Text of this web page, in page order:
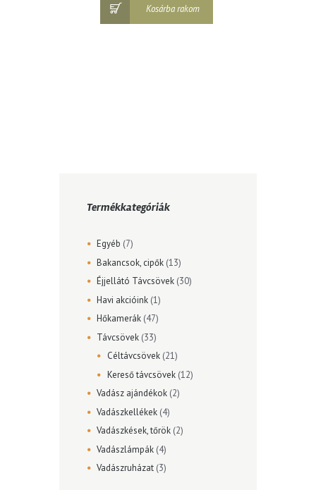
Kosárba rakom
Termékkategóriák
Egyéb (7)
Bakancsok, cipők (13)
Éjjellátó Távcsövek (30)
Havi akcióink (1)
Hőkamerák (47)
Távcsövek (33)
Céltávcsövek (21)
Kereső távcsövek (12)
Vadász ajándékok (2)
Vadászkellékek (4)
Vadászkések, tőrök (2)
Vadászlámpák (4)
Vadászruházat (3)